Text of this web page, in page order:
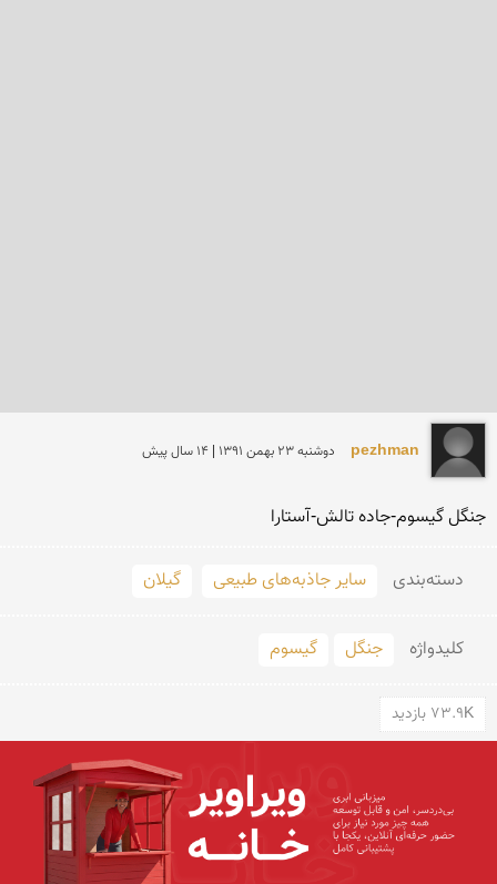
pezhman دوشنبه 23 بهمن 1391 | 14 سال پیش
جنگل گیسوم-جاده تالش-آستارا
دسته‌بندی سایر جاذبه‌های طبیعی گیلان
کلید‌واژه جنگل گیسوم
73.9K بازدید